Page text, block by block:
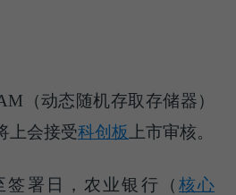
（动态随机存取存储器）
上会接受科创板 上市审核。
签署日，农业银行（ 核心